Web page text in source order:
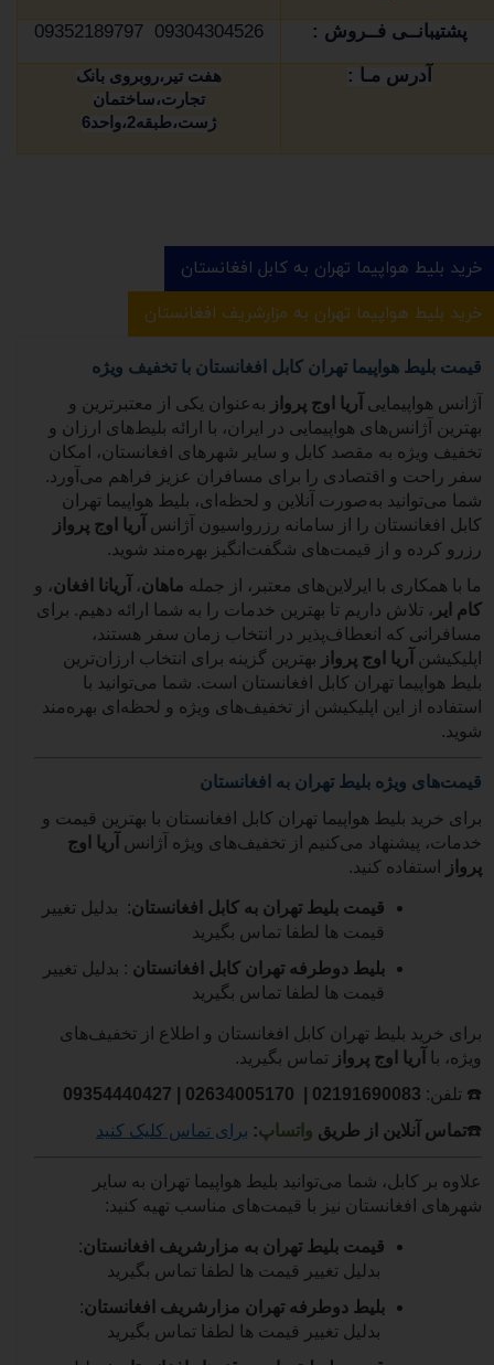
پشتیبانــی فــروش :
09304304526 09352189797
آدرس مـا :
هفت تیر،روبروی بانک
تجارت،ساختمان
ژست،طبقه2،واحد6
خرید بلیط هواپیما تهران به کابل افغانستان
خرید بلیط هواپیما تهران به مزارشریف افغانستان
قیمت بلیط هواپیما تهران کابل افغانستان با تخفیف ویژه
آژانس هواپیمایی آریا اوج پرواز به‌عنوان یکی از معتبرترین و
بهترین آژانس‌های هواپیمایی در ایران، با ارائه بلیط‌های ارزان و
تخفیف ویژه به مقصد کابل و سایر شهرهای افغانستان، امکان
سفر راحت و اقتصادی را برای مسافران عزیز فراهم می‌آورد.
شما می‌توانید به‌صورت آنلاین و لحظه‌ای، بلیط هواپیما تهران
کابل افغانستان را از سامانه رزرواسیون آژانس آریا اوج پرواز
رزرو کرده و از قیمت‌های شگفت‌انگیز بهره‌مند شوید.
ما با همکاری با ایرلاین‌های معتبر، از جمله ماهان، آریانا افغان، و
کام ایر ، تلاش داریم تا بهترین خدمات را به شما ارائه دهیم. برای
مسافرانی که انعطاف‌پذیر در انتخاب زمان سفر هستند،
اپلیکیشن آریا اوج پرواز بهترین گزینه برای انتخاب ارزان‌ترین
بلیط هواپیما تهران کابل افغانستان است. شما می‌توانید با
استفاده از این اپلیکیشن از تخفیف‌های ویژه و لحظه‌ای بهره‌مند
شوید.
قیمت‌های ویژه بلیط تهران به افغانستان
برای خرید بلیط هواپیما تهران کابل افغانستان با بهترین قیمت و
خدمات، پیشنهاد می‌کنیم از تخفیف‌های ویژه آژانس آریا اوج
پرواز
استفاده کنید.
قیمت بلیط تهران به کابل افغانستان: بدلیل تغییر
قیمت ها لطفا تماس بگیرید
بلیط دوطرفه تهران کابل افغانستان : بدلیل تغییر
قیمت ها لطفا تماس بگیرید
برای خرید بلیط تهران کابل افغانستان و اطلاع از تخفیف‌های
ویژه، با
آریا اوج پرواز تماس بگیرید.
☎️ تلفن: 02191690083
09354440427
☎️تماس آنلاین از طریق واتساپ: برای تماس کلیک کنید
علاوه بر کابل، شما می‌توانید بلیط هواپیما تهران به سایر
شهرهای افغانستان نیز با قیمت‌های مناسب تهیه کنید:
قیمت بلیط تهران به مزارشریف افغانستان:
بدلیل تغییر قیمت ها لطفا تماس بگیرید
بلیط دوطرفه تهران مزارشریف افغانستان:
بدلیل تغییر قیمت ها لطفا تماس بگیرید